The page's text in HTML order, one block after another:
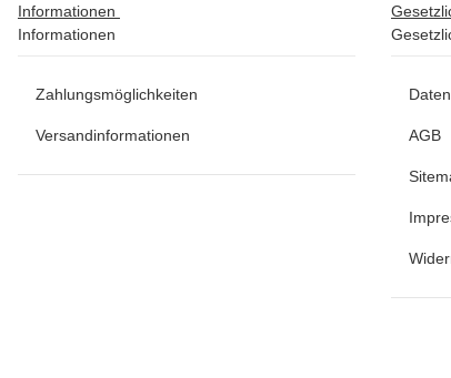
Informationen
Informationen
Zahlungsmöglichkeiten
Versandinformationen AGB